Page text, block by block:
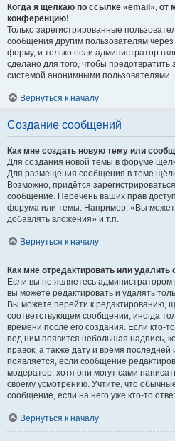
Когда я щёлкаю по ссылке «email», от
конференцию!
Только зарегистрированные
сообщения другим пользователям
форму, и только если администратор
сделано для того, чтобы предотвратить
системой анонимными пользователями.
Вернуться к началу
Создание сообщений
Как мне создать новую тему или
Для создания новой темы в форуме
Для размещения сообщения в теме
Возможно, придётся
сообщение. Перечень ваших прав
форума или темы. Например: «Вы
добавлять вложения» и т.п.
Вернуться к началу
Как мне отредактировать или удалить
Если вы не являетесь
вы можете редактировать и удалять
Вы можете перейти к редактированию,
соответствующем сообщении, иногда
времени после его создания. Если кто-
под ним появится небольшая надпись,
правок, а также дату и время последней
появляется, если сообщение
модератор, хотя они могут сами
своему усмотрению. Учтите, что
сообщение, если на него уже кто-то
Вернуться к началу